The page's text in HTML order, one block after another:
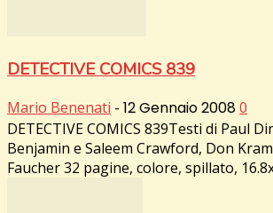
DETECTIVE COMICS 839
Mario Benenati - 12 Gennaio 20080
DETECTIVE COMICS 839Testi di Paul
Benjamin e Saleem Crawford, Don
Faucher 32 pagine, colore, spillato,